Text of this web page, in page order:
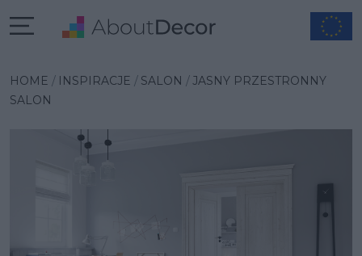
HOME INSPIRACJE SALON
JASNY PRZESTRONNY
SALON